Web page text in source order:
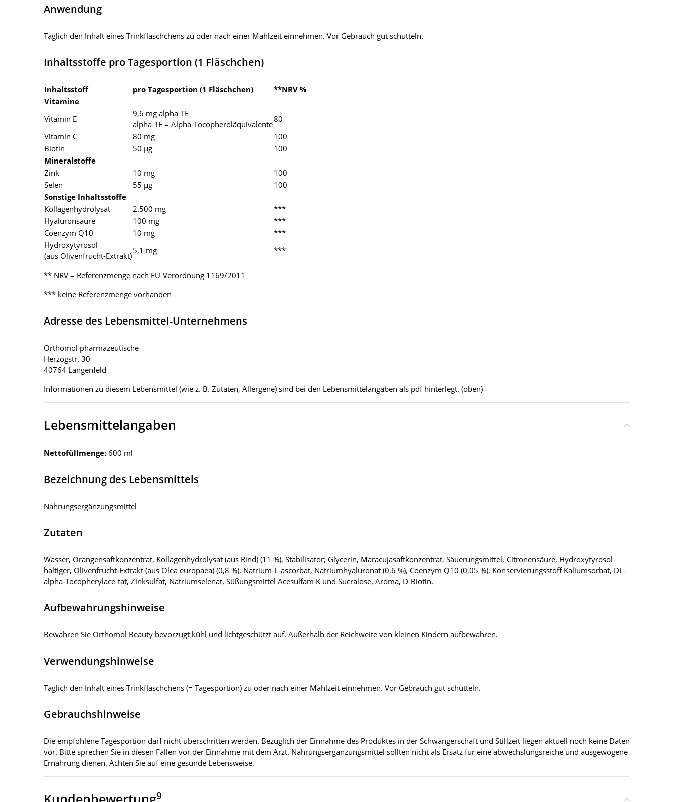
Anwendung
Täglich den Inhalt eines Trinkfläschchens zu oder nach einer Mahlzeit einnehmen. Vor Gebrauch gut schütteln.
Inhaltsstoffe pro Tagesportion (1 Fläschchen)
Inhaltsstoff pro Tagesportion (1 Fläschchen)
**NRV %
Vitamine
Vitamin E
9,6 mg alpha-TE
alpha-TE = Alpha-Tocopheroläquivalente
80
Vitamin C
80 mg
100
Biotin
50 µg
100
Mineralstoffe
Zink
10 mg
100
Selen
55 µg
100
Sonstige Inhaltsstoffe
Kollagenhydrolysat
2.500 mg
***
Hyaluronsäure
100 mg
***
Coenzym Q10
10 mg
***
Hydroxytyrosol
(aus Olivenfrucht-Extrakt)
5,1 mg ***
** NRV = Referenzmenge nach EU-Verordnung 1169/2011
*** keine Referenzmenge vorhanden
Adresse des Lebensmittel-Unternehmens
Orthomol pharmazeutische
Herzogstr. 30
40764 Langenfeld
Informationen zu diesem Lebensmittel (wie z. B. Zutaten, Allergene) sind bei den Lebensmittelangaben als pdf hinterlegt. (oben)
Lebensmittelangaben
Nettofüllmenge: 600 ml
Bezeichnung des Lebensmittels
Nahrungsergänzungsmittel
Zutaten
Wasser, Orangensaftkonzentrat, Kollagenhydrolysat (aus Rind) (11 %), Stabilisator; Glycerin, Maracujasaftkonzentrat, Säuerungsmittel, Citronensäure, Hydroxytyrosol-
haltiger, Olivenfrucht-Extrakt (aus Olea europaea) (0,8 %), Natrium-L-ascorbat, Natriumhyaluronat (0,6 %), Coenzym Q10 (0,05 %), Konservierungsstoff Kaliumsorbat, DL-
alpha-Tocopherylace-tat, Zinksulfat, Natriumselenat, Süßungsmittel Acesulfam K und Sucralose, Aroma, D-Biotin.
Aufbewahrungshinweise
Bewahren Sie Orthomol Beauty bevorzugt kühl und lichtgeschützt auf. Außerhalb der Reichweite von kleinen Kindern aufbewahren.
Verwendungshinweise
Täglich den Inhalt eines Trinkfläschchens (= Tagesportion) zu oder nach einer Mahlzeit einnehmen. Vor Gebrauch gut schütteln.
Gebrauchshinweise
Die empfohlene Tagesportion darf nicht überschritten werden. Bezüglich der Einnahme des Produktes in der Schwangerschaft und Stillzeit liegen aktuell noch keine Daten
vor. Bitte sprechen Sie in diesen Fällen vor der Einnahme mit dem Arzt. Nahrungsergänzungsmittel sollten nicht als Ersatz für eine abwechslungsreiche und ausgewogene
Ernährung dienen. Achten Sie auf eine gesunde Lebensweise.
9